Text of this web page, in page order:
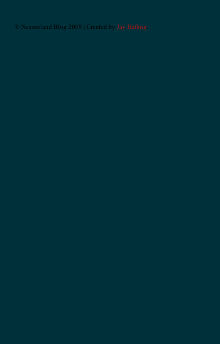
© Neuseeland Blog 2009 | Created by Jay Hafling.